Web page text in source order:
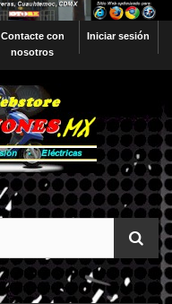
Iniciar sesión
Contacte con
nosotros